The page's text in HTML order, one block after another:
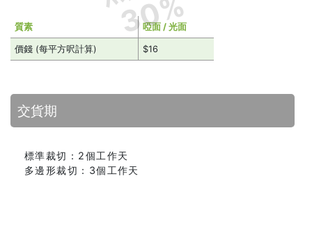
30%
質素 啞面 / 光面
價錢 (每平方呎計算) $16
交貨期
標準裁切：2個工作天
多邊形裁切：3個工作天